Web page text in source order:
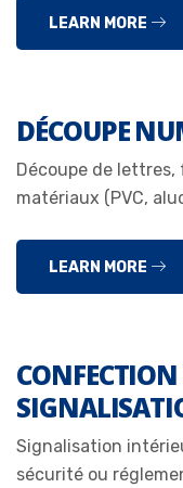
LEARN MORE
DÉCOUPE
Découpe de lettres,
matériaux (PVC,
LEARN MORE
Signalisation
sécurité ou